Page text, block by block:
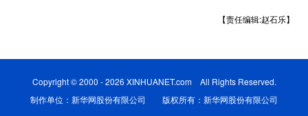
辽宁 吉林 上海 江苏
浙江
【责任编辑:赵石乐】
Copyright © 2000 - 2026 XINHUANET.com All Rights Reserved.
制作单位：新华网股份有限公司 版权所有：新华网股份有限公司